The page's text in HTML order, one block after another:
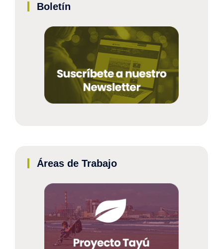
Boletín
Áreas de Trabajo